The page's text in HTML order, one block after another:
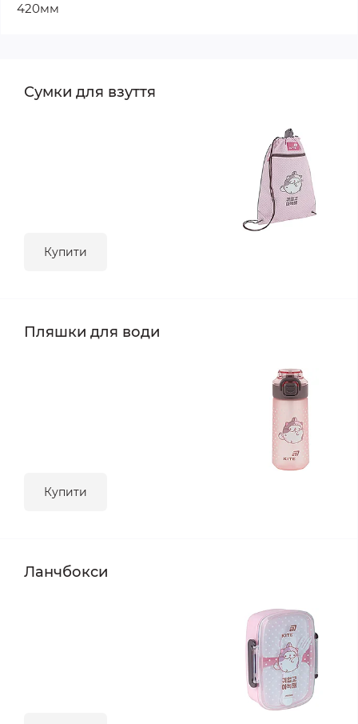
420мм
Сумки для взуття
Купити
Пляшки для води
Купити
Ланчбокси